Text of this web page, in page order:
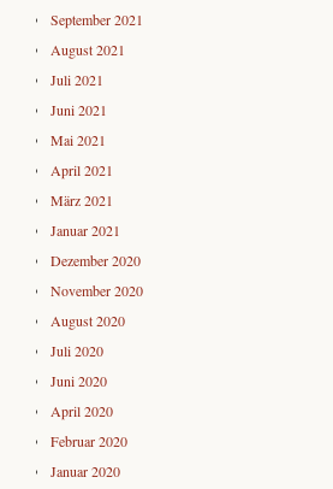
September 2021
August 2021
Juli 2021
Juni 2021
Mai 2021
April 2021
März 2021
Januar 2021
Dezember 2020
November 2020
August 2020
Juli 2020
Juni 2020
April 2020
Februar 2020
Januar 2020